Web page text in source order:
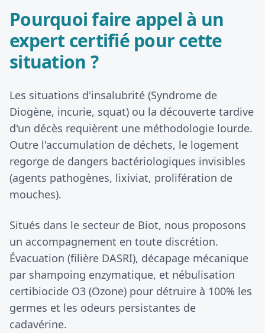
Pourquoi faire appel à un
expert certifié pour cette
situation ?
Les situations d'insalubrité (Syndrome de
Diogène, incurie, squat) ou la découverte tardive
d'un décès requièrent une méthodologie lourde.
Outre l'accumulation de déchets, le logement
regorge de dangers bactériologiques invisibles
(agents pathogènes, lixiviat, prolifération de
mouches).
Situés dans le secteur de Biot, nous proposons
un accompagnement en toute discrétion.
Évacuation (filière DASRI), décapage mécanique
par shampoing enzymatique, et nébulisation
certibiocide O3 (Ozone) pour détruire à 100% les
germes et les odeurs persistantes de
cadavérine.